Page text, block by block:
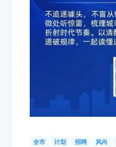
全市 计划 招聘 风向